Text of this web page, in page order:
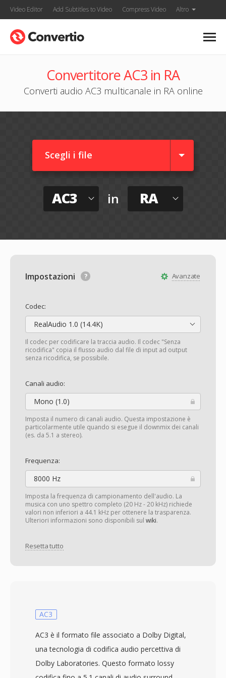
Video Editor Add Subtitles to Video Compress Video Altro
Convertitore AC3 in RA
Converti audio AC3 multicanale in RA online
Scegli i file
AC3 in RA
Avanzate
Impostazioni
Codec:
RealAudio 1.0 (14.4K)
Il codec per codificare la traccia audio. Il codec "Senza
ricodifica" copia il flusso audio dal file di input ad output
senza ricodifica, se possibile.
Canali audio:
Mono (1.0)
Imposta il numero di canali audio. Questa impostazione è
particolarmente utile quando si esegue il downmix dei canali
(es. da 5.1 a stereo).
Frequenza:
8000 Hz
Imposta la frequenza di campionamento dell'audio. La
musica con uno spettro completo (20 Hz - 20 kHz) richiede
valori non inferiori a 44.1 kHz per ottenere la trasparenza.
Ulteriori informazioni sono disponibili sul wiki.
Resetta tutto
AC3
AC3 è il formato file associato a Dolby Digital,
una tecnologia di codifica audio percettiva di
Dolby Laboratories. Questo formato lossy